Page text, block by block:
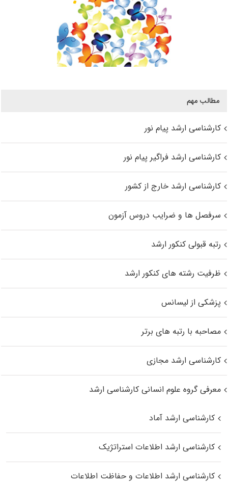
مطالب مهم
کارشناسی ارشد پیام نور
کارشناسی ارشد فراگیر پیام نور
کارشناسی ارشد خارج از کشور
سرفصل ها و ضرایب دروس آزمون
رتبه قبولی کنکور ارشد
ظرفیت رشته های کنکور ارشد
پزشکی از لیسانس
مصاحبه با رتبه های برتر
کارشناسی ارشد مجازی
معرفی گروه علوم انسانی کارشناسی ارشد
کارشناسی ارشد آماد
کارشناسی ارشد اطلاعات استراتژیک
کارشناسی ارشد اطلاعات و حفاظت اطلاعات